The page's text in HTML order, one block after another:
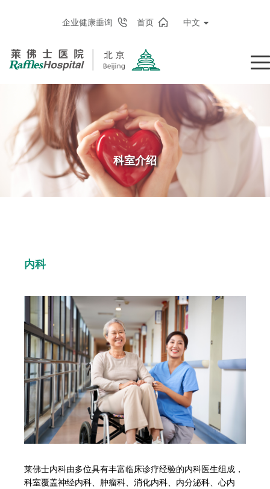
企业健康垂询 首页 中文
科室介绍
内科
莱佛士内科由多位具有丰富临床诊疗经验的内科医生组成，
科室覆盖神经内科、肿瘤科、消化内科、内分泌科、心内